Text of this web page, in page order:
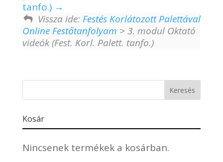
tanfo.)
Vissza ide: Festés Korlátozott Palettával
Online Festőtanfolyam > 3. modul Oktató
videók (Fest. Korl. Palett. tanfo.)
Kosár
Nincsenek termékek a kosárban.